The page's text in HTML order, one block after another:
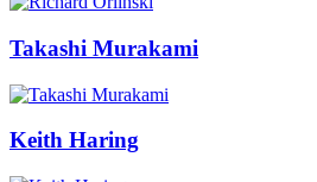
Takashi Murakami
Keith Haring